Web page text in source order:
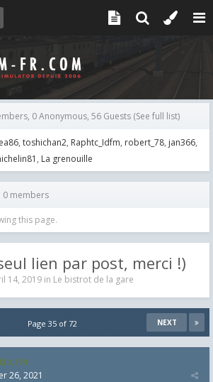
0 Anonymous, 56 Guests (See full list)
toshichan2 Raphtc_Idfm robert_78 jan366
La grenouille
0 members
this page.
lien par post, merci !)
14, 2019 in Le bistrot de la gare
NEXT
Page 35 of 72
8,174
26, 2021